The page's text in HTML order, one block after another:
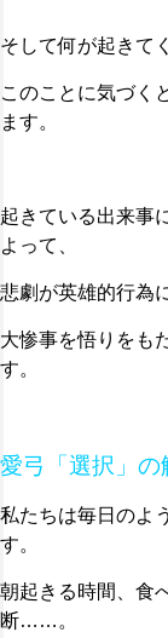
そして何が起きて
このことに気づく
ます。
起きている出来事
よって、
悲劇が英雄的行為
大惨事を悟りをも
す。
愛弓「選択」の
私たちは毎日のよ
す。
朝起きる時間、食
断……。